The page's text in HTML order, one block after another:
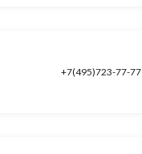
+7(495)723-77-77